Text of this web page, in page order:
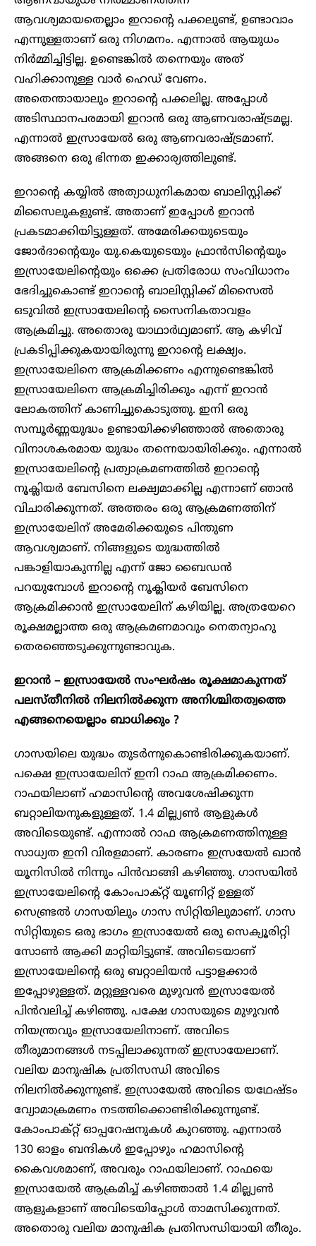
ആവശ്യമായതെല്ലാം ഇറാന്റെ പക്കലുണ്ട്, ഉണ്ടാവാം
എന്നുള്ളതാണ് ഒരു നിഗമനം. എന്നാൽ ആയുധം
നിർമ്മിച്ചിട്ടില്ല. ഉണ്ടെങ്കിൽ തന്നെയും അത്
വഹിക്കാനുള്ള വാർ ഹെഡ് വേണം.
അതെന്തായാലും ഇറാന്റെ പക്കലില്ല. അപ്പോൾ
അടിസ്ഥാനപരമായി ഇറാൻ ഒരു ആണവരാഷ്ട്രമല്ല.
എന്നാൽ ഇസ്രായേൽ ഒരു ആണവരാഷ്ട്രമാണ്.
അങ്ങനെ ഒരു ഭിന്നത ഇക്കാര്യത്തിലുണ്ട്.
ഇറാന്റെ കയ്യിൽ അത്യാധുനികമായ ബാലിസ്റ്റിക്ക്
മിസൈലുകളുണ്ട്. അതാണ് ഇപ്പോൾ ഇറാൻ
പ്രകടമാക്കിയിട്ടുള്ളത്. അമേരിക്കയുടെയും
ജോർദാന്റെയും യു.കെയുടെയും ഫ്രാൻസിന്റെയും
ഇസ്രായേലിന്റെയും ഒക്കെ പ്രതിരോധ സംവിധാനം
ഭേദിച്ചുകൊണ്ട് ഇറാന്റെ ബാലിസ്റ്റിക്ക് മിസൈൽ
ഒടുവിൽ ഇസ്രായേലിന്റെ സൈനികതാവളം
ആക്രമിച്ചു. അതൊരു യാഥാ‍ർഥ്യമാണ്. ആ കഴിവ്
പ്രകടിപ്പിക്കുകയായിരുന്നു ഇറാന്റെ ലക്ഷ്യം.
ഇസ്രായേലിനെ ആക്രമിക്കണം എന്നുണ്ടെങ്കിൽ
ഇസ്രായേലിനെ ആക്രമിച്ചിരിക്കും എന്ന് ഇറാൻ
ലോകത്തിന് കാണിച്ചുകൊടുത്തു. ഇനി ഒരു
സമ്പൂർണ്ണയുദ്ധം ഉണ്ടായിക്കഴിഞ്ഞാൽ അതൊരു
വിനാശകരമായ യുദ്ധം തന്നെയായിരിക്കും. എന്നാൽ
ഇസ്രായേലിന്റെ പ്രത്യാക്രമണത്തിൽ ഇറാന്റെ
നൂക്ലിയർ ബേസിനെ ലക്ഷ്യമാക്കില്ല എന്നാണ് ഞാൻ
വിചാരിക്കുന്നത്. അത്തരം ഒരു ആക്രമണത്തിന്
ഇസ്രായേലിന് അമേരിക്കയുടെ പിന്തുണ
ആവശ്യമാണ്. നിങ്ങളുടെ യുദ്ധത്തിൽ
പങ്കാളിയാകുന്നില്ല എന്ന് ജോ ബൈഡൻ
പറയുമ്പോൾ ഇറാന്റെ നൂക്ലിയർ ബേസിനെ
ആക്രമിക്കാൻ ഇസ്രായേലിന് കഴിയില്ല. അത്രയേറെ
രൂക്ഷമല്ലാത്ത ഒരു ആക്രമണമാവും നെതന്യാഹു
തെരഞ്ഞെടുക്കുന്നുണ്ടാവുക.
ഇറാൻ – ഇസ്രായേൽ സംഘർഷം രൂക്ഷമാകുന്നത്
പലസ്തീനിൽ നിലനിൽക്കുന്ന അനിശ്ചിതത്വത്തെ
എങ്ങനെയെല്ലാം ബാധിക്കും ?
ഗാസയിലെ യുദ്ധം തുടർന്നുകൊണ്ടിരിക്കുകയാണ്.
പക്ഷെ ഇസ്രായേലിന് ഇനി റാഫ ആക്രമിക്കണം.
റാഫയിലാണ് ഹമാസിന്റെ അവശേഷിക്കുന്ന
ബറ്റാലിയനുകളുള്ളത്. 1.4 മില്ല്യൺ ആളുകൾ
അവിടെയുണ്ട്. എന്നാൽ റാഫ ആക്രമണത്തിനുള്ള
സാധ്യത ഇനി വിരളമാണ്. കാരണം ഇസ്രയേൽ ഖാൻ
യൂനിസിൽ നിന്നും പിൻവാങ്ങി കഴിഞ്ഞു. ഗാസയിൽ
ഇസ്രായേലിന്റെ കോംപാക്റ്റ് യൂണിറ്റ് ഉള്ളത്
സെണ്ട്രൽ ഗാസയിലും ഗാസ സിറ്റിയിലുമാണ്. ഗാസ
സിറ്റിയുടെ ഒരു ഭാഗം ഇസ്രായേൽ ഒരു സെക്യൂരിറ്റി
സോൺ ആക്കി മാറ്റിയിട്ടുണ്ട്. അവിടെയാണ്
ഇസ്രായേലിന്റെ ഒരു ബറ്റാലിയൻ പട്ടാളക്കാർ
ഇപ്പോഴുള്ളത്. മറ്റുള്ളവരെ മുഴുവൻ ഇസ്രായേൽ
പിൻവലിച്ച് കഴിഞ്ഞു. പക്ഷേ ഗാസയുടെ മുഴുവൻ
നിയന്ത്രവും ഇസ്രായേലിനാണ്. അവിടെ
തീരുമാനങ്ങൾ നടപ്പിലാക്കുന്നത് ഇസ്രായേലാണ്.
വലിയ മാനുഷിക പ്രതിസന്ധി അവിടെ
നിലനിൽക്കുന്നുണ്ട്. ഇസ്രായേൽ അവിടെ യഥേഷ്ടം
വ്യോമാക്രമണം നടത്തിക്കൊണ്ടിരിക്കുന്നുണ്ട്.
കോംപാക്റ്റ് ഓപ്പറേഷനുകൾ കുറഞ്ഞു. എന്നാൽ
130 ഓളം ബന്ദികൾ ഇപ്പോഴും ഹമാസിന്റെ
കൈവശമാണ്, അവരും റാഫയിലാണ്. റാഫയെ
ഇസ്രായേൽ ആക്രമിച്ച് കഴിഞ്ഞാൽ 1.4 മില്ല്യൺ
ആളുകളാണ് അവിടെയിപ്പോൾ താമസിക്കുന്നത്.
അതൊരു വലിയ മാനുഷിക പ്രതിസന്ധിയായി തീരും.